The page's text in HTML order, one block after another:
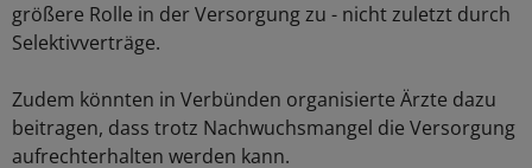
größere Rolle in der Versorgung zu - nicht zuletzt durch
Selektivverträge.
Zudem könnten in Verbünden organisierte Ärzte dazu
beitragen, dass trotz Nachwuchsmangel die Versorgung
aufrechterhalten werden kann.